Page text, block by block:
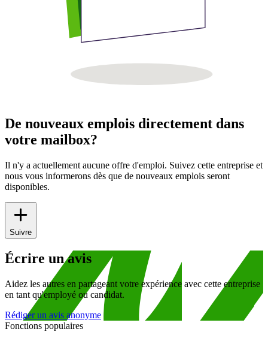
De nouveaux emplois directement dans
votre mailbox?
Il n'y a actuellement aucune offre d'emploi. Suivez cette entreprise et
nous vous informerons dès que de nouveaux emplois seront
disponibles.
Suivre
Écrire un avis
Aidez les autres en partageant votre expérience avec cette entreprise
en tant qu'employé ou candidat.
Rédiger un avis anonyme
Fonctions populaires